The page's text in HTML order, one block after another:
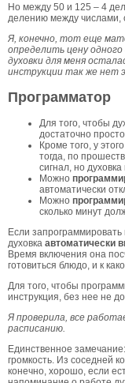
Но между 50 и 125 – 4
делению между числами,
Я, конечно, тот еще
определить цену
духовки для меня
инструкции так же нет
Программатор
Для того, чтобы
достаточно
Кроме того, у
тогда, по
сигнал, но
Можно
автоматически
Можно
сколько минут
Если
духовка автоматически
Время включения она
готовиться блюдо, и к
Для того, чтобы
инструкция, без нее не
Я проверила, все
расписанию.
Единственное замечание:
громкость. Из соседней
конечно, хорошо, если